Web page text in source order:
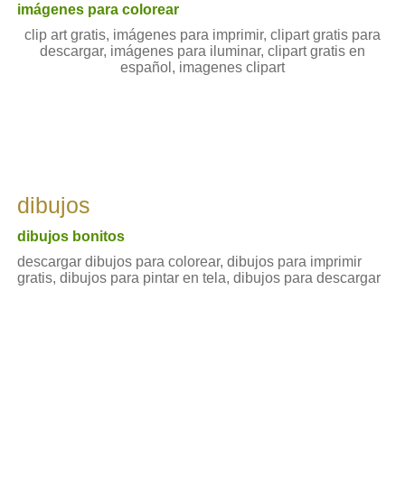
imágenes para colorear
clip art gratis, imágenes para imprimir, clipart gratis para
descargar, imágenes para iluminar, clipart gratis en
español, imagenes clipart
dibujos
dibujos bonitos
descargar dibujos para colorear, dibujos para imprimir
gratis, dibujos para pintar en tela, dibujos para descargar